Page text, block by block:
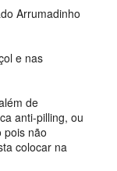
Arrumadinho
e nas
de
anti-pilling, ou
pois não
colocar na